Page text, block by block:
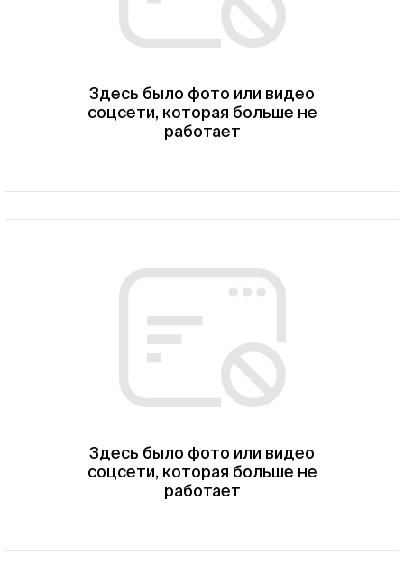
Здесь было фото или видео
соцсети, которая больше не
работает
Здесь было фото или видео
соцсети, которая больше не
работает